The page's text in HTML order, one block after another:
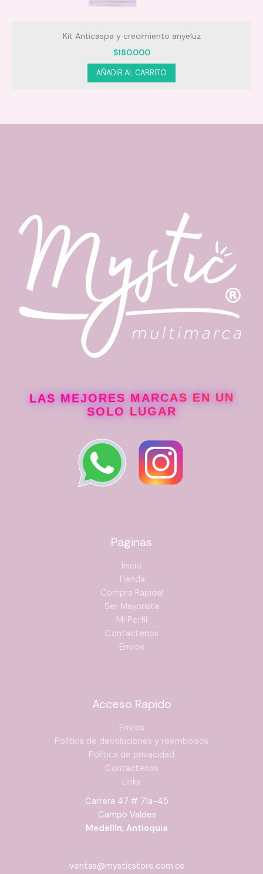
Kit Anticaspa y crecimiento anyeluz
$180.000
AÑADIR AL CARRITO
LAS MEJORES MARCAS EN UN
SOLO LUGAR
Paginas
Inicio
Tienda
Compra Rapida!
Ser Mayorista
Mi Perfil
Contactenos
Envios
Acceso Rapido
Envios
Política de devoluciones y reembolsos
Política de privacidad
Contactenos
Links
Carrera 47 # 71a-45
Campo Valdes
Medellín, Antioquia
ventas@mysticstore.com.co